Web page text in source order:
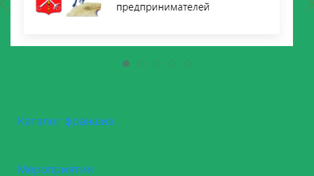
Каталог франшиз
Мероприятия